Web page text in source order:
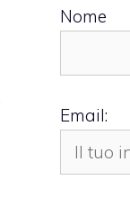
Nome
Email: